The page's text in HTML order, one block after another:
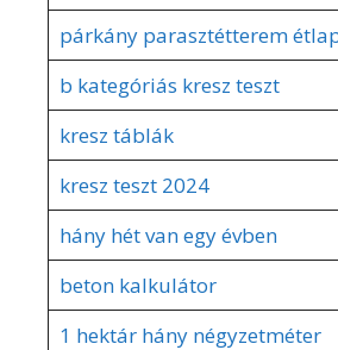
párkány parasztétterem
b kategóriás kresz teszt
kresz táblák
kresz teszt 2024
hány hét van egy évben
beton kalkulátor
1 hektár hány négyzetméter